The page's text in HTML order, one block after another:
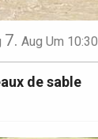
7. Aug Um 10:30
de sable